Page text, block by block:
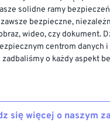
solidne ramy
bezpieczne,
wideo, czy dokument.
centrom danych
o każdy aspekt
się więcej o naszym